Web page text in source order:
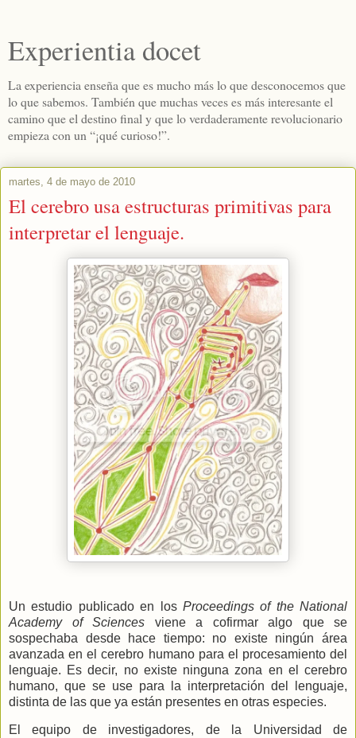
Experientia docet
La experiencia enseña que es mucho más lo que desconocemos que
lo que sabemos. También que muchas veces es más interesante el
camino que el destino final y que lo verdaderamente revolucionario
empieza con un “¡qué curioso!”.
martes, 4 de mayo de 2010
El cerebro usa estructuras primitivas para
interpretar el lenguaje.
Un estudio publicado en los Proceedings of the National
Academy of Sciences viene a cofirmar algo que se
sospechaba desde hace tiempo: no existe ningún área
avanzada en el cerebro humano para el procesamiento del
lenguaje. Es decir, no existe ninguna zona en el cerebro
humano, que se use para la interpretación del lenguaje,
distinta de las que ya están presentes en otras especies.
El equipo de investigadores, de la Universidad de